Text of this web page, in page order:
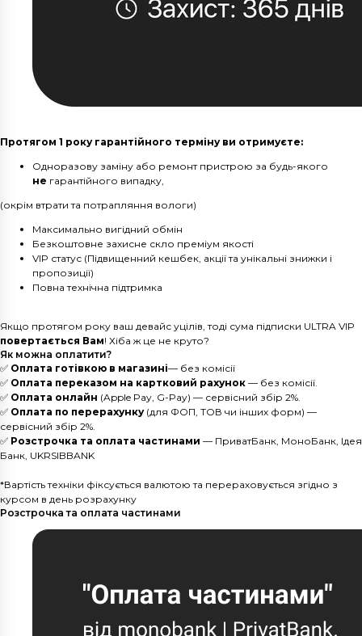
Протягом 1 року гарантійного терміну ви отримуєте:
Одноразову заміну або ремонт пристрою за будь-якого
не гарантійного випадку,
(окрім втрати та потрапляння вологи)
Максимально вигідний обмін
Безкоштовне захисне скло преміум якості
VIP статус (Підвищенний кешбек, акції та унікальні знижки і
пропозиції)
Повна технічна підтримка
Якщо протягом року ваш девайс уцілів, тоді сума підписки ULTRA VIP
повертається Вам! Хіба ж це не круто?
Як можна оплатити?
✅ Оплата готівкою в магазині— без комісії
✅ Оплата переказом на картковий рахунок — без комісії.
✅ Оплата онлайн (Apple Pay, G-Pay) — сервісний збір 2%.
✅ Оплата по перерахунку (для ФОП, ТОВ чи інших форм) —
сервісний збір 2%.
✅ Розстрочка та оплата частинами — ПриватБанк, МоноБанк, Ідея
Банк, UKRSIBBANK
*Вартість техніки фіксується валютою та перераховується згідно з
курсом в день розрахунку
Розстрочка та оплата частинами